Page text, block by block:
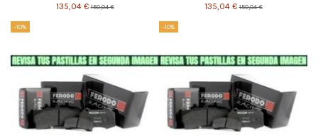
135,04 € 150,04 € 135,04 € 150,04 €
-10% -10%